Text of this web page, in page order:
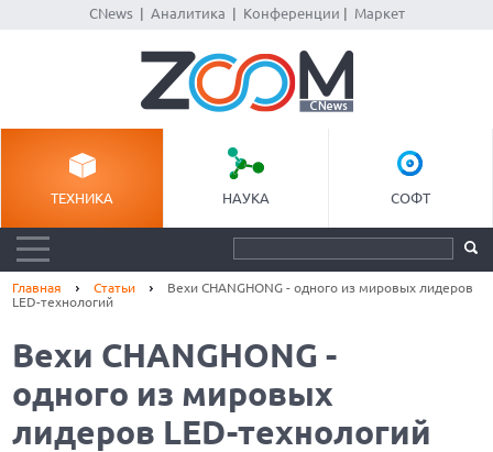
CNews| Аналитика Конференции Маркет
ТЕХНИКА НАУКА СОФТ
Главная Статьи
Вехи CHANGHONG - одного из мировых лидеров
LED-технологий
Вехи CHANGHONG -
одного из мировых
лидеров LED-технологий